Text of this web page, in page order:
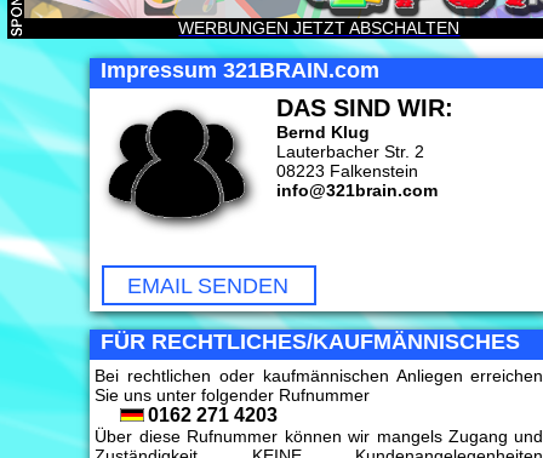
WERBUNGEN JETZT ABSCHALTEN
Impressum 321BRAIN.com
DAS SIND WIR:
Bernd Klug
Lauterbacher Str. 2
08223 Falkenstein
info@321brain.com
EMAIL SENDEN
FÜR RECHTLICHES/KAUFMÄNNISCHES
Bei rechtlichen oder kaufmännischen Anliegen erreichen
Sie uns unter folgender Rufnummer
0162 271 4203
Über diese Rufnummer können wir mangels Zugang und